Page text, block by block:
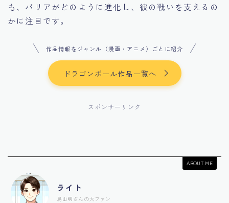
も、バリアがどのように進化し、彼の戦いを支えるの
かに注目です。
作品情報をジャンル（漫画・アニメ）ごとに紹介
ドラゴンボール作品一覧へ
スポンサーリンク
ABOUT ME
ライト
鳥山明さんの大ファン